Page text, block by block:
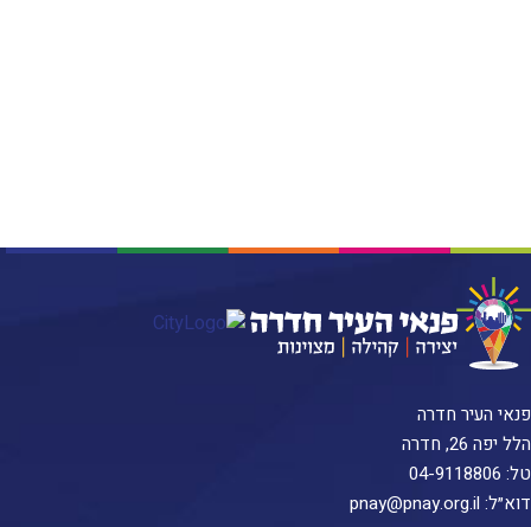
פנאי העיר חדרה
הלל יפה 26, חדרה
טל: 04-9118806
דוא״ל: pnay@pnay.org.il